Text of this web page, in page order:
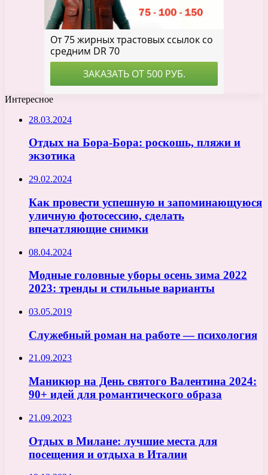
Интересное
28.03.2024
Отдых на Бора-Бора: роскошь, пляжи и
экзотика
29.02.2024
Как провести успешную и запоминающуюся
уличную фотосессию, сделать
впечатляющие снимки
08.04.2024
Модные головные уборы осень зима 2022
2023: тренды и стильные варианты
03.05.2019
Служебный роман на работе — психология
21.09.2023
Маникюр на День святого Валентина 2024:
90+ идей для романтического образа
21.09.2023
Отдых в Милане: лучшие места для
посещения и отдыха в Италии